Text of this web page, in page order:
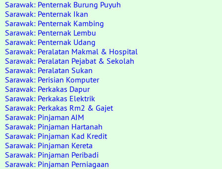
Sarawak: Penternak Burung Puyuh
Sarawak: Penternak Ikan
Sarawak: Penternak Kambing
Sarawak: Penternak Lembu
Sarawak: Penternak Udang
Sarawak: Peralatan Makmal & Hospital
Sarawak: Peralatan Pejabat & Sekolah
Sarawak: Peralatan Sukan
Sarawak: Perisian Komputer
Sarawak: Perkakas Dapur
Sarawak: Perkakas Elektrik
Sarawak: Perkakas Rm2 & Gajet
Sarawak: Pinjaman AIM
Sarawak: Pinjaman Hartanah
Sarawak: Pinjaman Kad Kredit
Sarawak: Pinjaman Kereta
Sarawak: Pinjaman Peribadi
Sarawak: Pinjaman Perniagaan